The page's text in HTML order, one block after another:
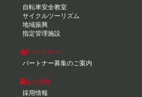
自転車安全教室
サイクルツーリズム
地域振興
指定管理施設
パートナー
パートナー募集のご案内
会社情報
採用情報